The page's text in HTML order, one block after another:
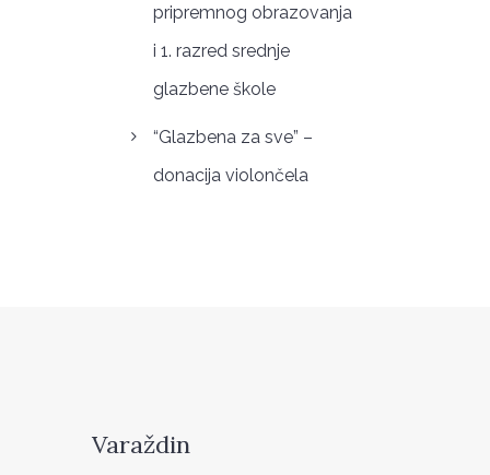
pripremnog obrazovanja
i 1. razred srednje
glazbene škole
“Glazbena za sve” –
donacija violončela
Varaždin